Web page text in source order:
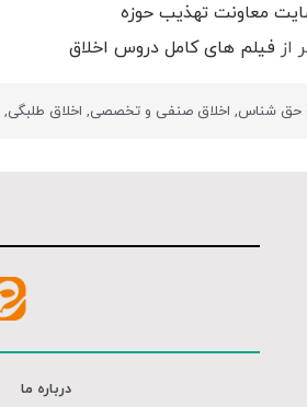
معاونت تهذیب حوزه
از فیلم های کامل دروس اخلاق
حق شناس, اخلاق صنفی و تخصصی, اخلاق طلبگی,
درباره ما